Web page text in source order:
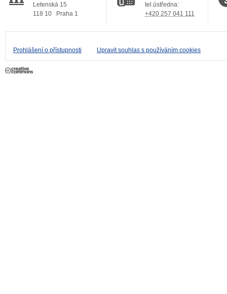
Letenská 15
118 10
Praha 1
tel.ústředna:
+420 257 041 111
Prohlášení o přístupnosti Upravit souhlas s používáním cookies